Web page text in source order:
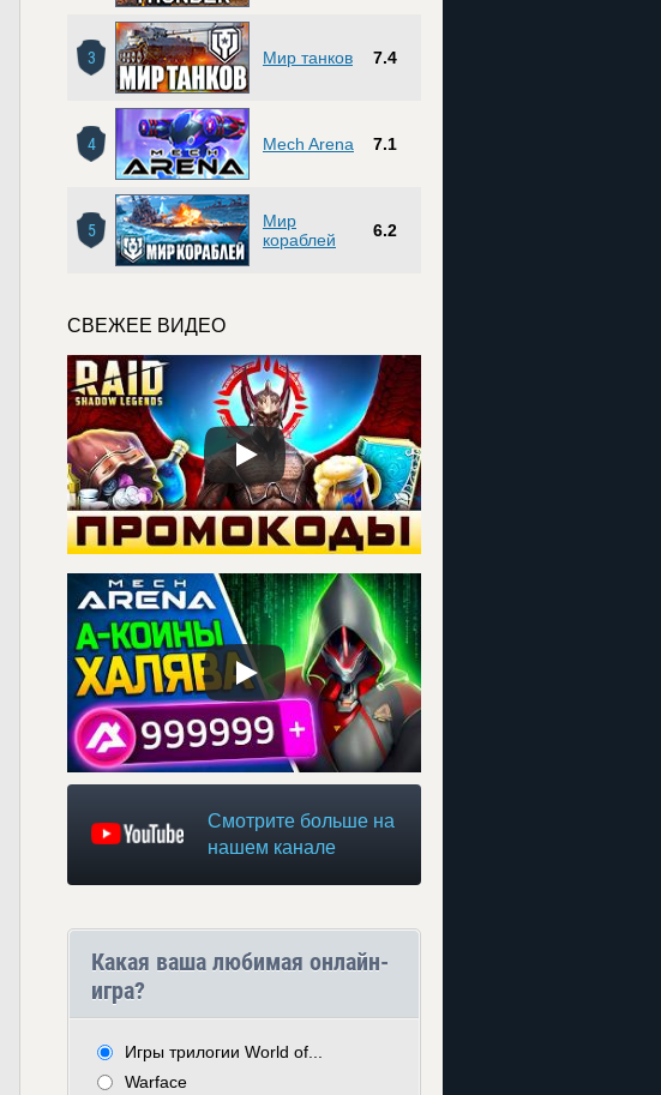
3 Мир танков 7.4
4 Mech Arena 7.1
5
Мир
кораблей
6.2
СВЕЖЕЕ ВИДЕО
Смотрите больше на
нашем канале
Какая ваша любимая онлайн-
игра?
Игры трилогии World of...
Warface